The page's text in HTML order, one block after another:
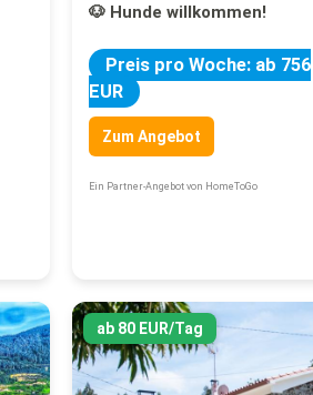
🐶 Hunde willkommen!
Preis pro Woche: ab 756
EUR
Zum Angebot
Ein Partner-Angebot von HomeToGo
ab 80 EUR/Tag